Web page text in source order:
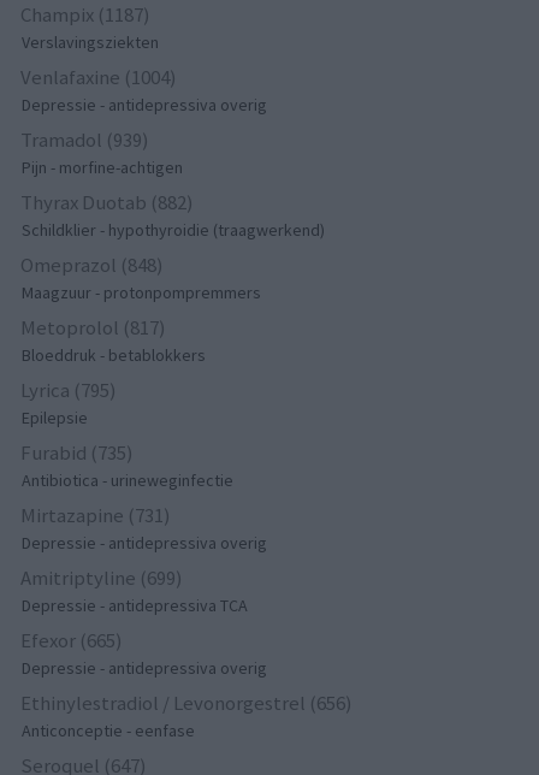
Champix (1187)
Verslavingsziekten
Venlafaxine (1004)
Depressie - antidepressiva overig
Tramadol (939)
Pijn - morfine-achtigen
Thyrax Duotab (882)
Schildklier - hypothyroidie (traagwerkend)
Omeprazol (848)
Maagzuur - protonpompremmers
Metoprolol (817)
Bloeddruk - betablokkers
Lyrica (795)
Epilepsie
Furabid (735)
Antibiotica - urineweginfectie
Mirtazapine (731)
Depressie - antidepressiva overig
Amitriptyline (699)
Depressie - antidepressiva TCA
Efexor (665)
Depressie - antidepressiva overig
Ethinylestradiol / Levonorgestrel (656)
Anticonceptie - eenfase
Seroquel (647)